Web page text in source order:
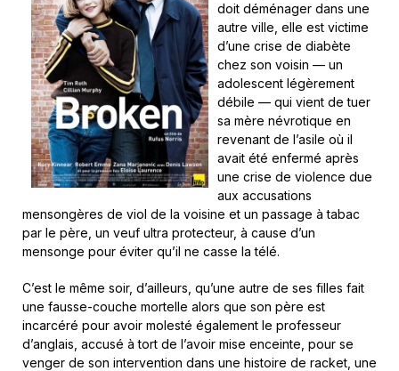
doit déménager dans une
autre ville, elle est victime
d’une crise de diabète
chez son voisin — un
adolescent légèrement
débile — qui vient de tuer
sa mère névrotique en
revenant de l’asile où il
avait été enfermé après
une crise de violence due
aux accusations
mensongères de viol de la voisine et un passage à tabac
par le père, un veuf ultra protecteur, à cause d’un
mensonge pour éviter qu’il ne casse la télé.
C’est le même soir, d’ailleurs, qu’une autre de ses filles fait
une fausse-couche mortelle alors que son père est
incarcéré pour avoir molesté également le professeur
d’anglais, accusé à tort de l’avoir mise enceinte, pour se
venger de son intervention dans une histoire de racket, une